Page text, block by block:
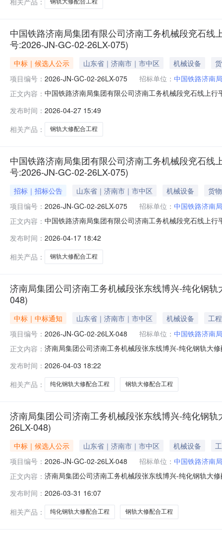
钢轨大修配合工程
中国铁路济南局集团有限公司济南工务机械段兖石
号:2026-JN-GC-02-26LX-075)
中标｜候选人公示 山东省｜济南市｜市中区 机械设备
项目编号： 2026-JN-GC-02-26LX-075 招标单位： 中国铁路济南
正文内容： 中国铁路济南局集团有限公司济南工务机械段兖石线上
村钢轨大修配合工程3.项目编号：2026-JN-GC-02-
发布时间： 2026-04-27 15:49
相关产品：
钢轨大修配合工程
中国铁路济南局集团有限公司济南工务机械段兖石
号:2026-JN-GC-02-26LX-075)
招标｜招标公告 山东省｜济南市｜市中区 机械设备
货物
项目编号： 2026-JN-GC-02-26LX-075 招标单位： 中国铁路济南
正文内容： 中国铁路济南局集团有限公司济南工务机械段兖石线上
计统部关于下达新兖线下行龙堌集-菏泽部分区段更换新
线下行龙堌集
发布时间： 2026-04-17 18:42
相关产品：
钢轨大修配合工程
济南局集团公司济南工务机械段张东线博兴-纯化钢
048)
中标｜中标通知 山东省｜济南市｜市中区 机械设备
工程
项目编号： 2026-JN-GC-02-26LX-048 招标单位： 中国铁路济南
正文内容： 济南局集团公司济南工务机械段张东线博兴-纯化钢轨大
02-26LX-0484.评审结果：序号工程名称成交人成交价格
发布时间： 2026-04-03 18:22
相关产品：
纯化钢轨大修配合工程 钢轨大修配合工程
济南局集团公司济南工务机械段张东线博兴-纯化钢
26LX-048)
中标｜候选人公示 山东省｜济南市｜市中区 机械设备
项目编号： 2026-JN-GC-02-26LX-048 招标单位： 中国铁路济南
正文内容： 济南局集团公司济南工务机械段张东线博兴-纯化钢轨大
GC-02-26LX-0484.评审结果：序号工程名称成交候选人
发布时间： 2026-03-31 16:07
相关产品：
纯化钢轨大修配合工程 钢轨大修配合工程